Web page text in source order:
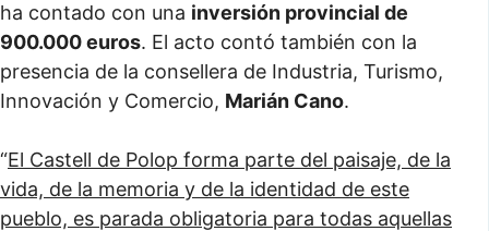
ha contado con una inversión provincial de
900.000 euros. El acto contó también con la
presencia de la consellera de Industria, Turismo,
Innovación y Comercio, Marián Cano.
“El Castell de Polop forma parte del paisaje, de la
vida, de la memoria y de la identidad de este
pueblo, es parada obligatoria para todas aquellas